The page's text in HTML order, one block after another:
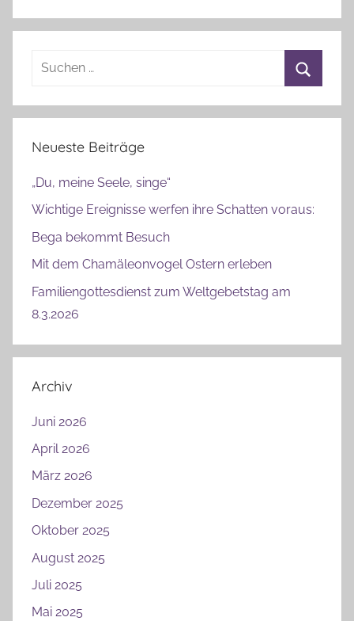
Suchen
Neueste Beiträge
„Du, meine Seele, singe“
Wichtige Ereignisse werfen ihre Schatten voraus:
Bega bekommt Besuch
Mit dem Chamäleonvogel Ostern erleben
Familiengottesdienst zum Weltgebetstag am
8.3.2026
Archiv
Juni 2026
April 2026
März 2026
Dezember 2025
Oktober 2025
August 2025
Juli 2025
Mai 2025